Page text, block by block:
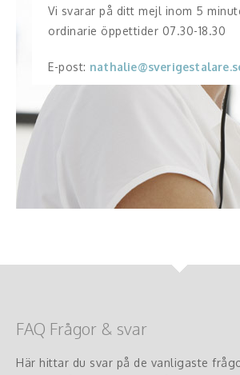
Vi svarar på ditt mejl inom 5
ordinarie öppettider 07.30-18.30
E-post:
FAQ Frågor & svar
Här hittar du svar på de vanligaste